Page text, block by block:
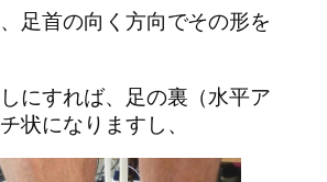
足首の向く方向でその形を
にすれば、足の裏（水平ア
状になりますし、